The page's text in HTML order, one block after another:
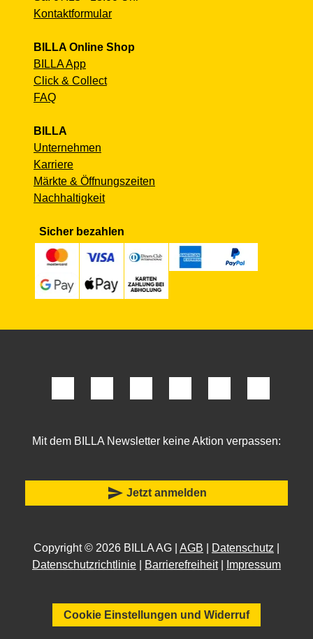
Kontaktformular
BILLA Online Shop
BILLA App
Click & Collect
FAQ
BILLA
Unternehmen
Karriere
Märkte & Öffnungszeiten
Nachhaltigkeit
Sicher bezahlen
Mit dem BILLA Newsletter keine Aktion verpassen:
send Jetzt anmelden
Copyright © 2026 BILLA AG | AGB Datenschutz
Datenschutzrichtlinie
Barrierefreiheit| Impressum
Cookie Einstellungen und Widerruf